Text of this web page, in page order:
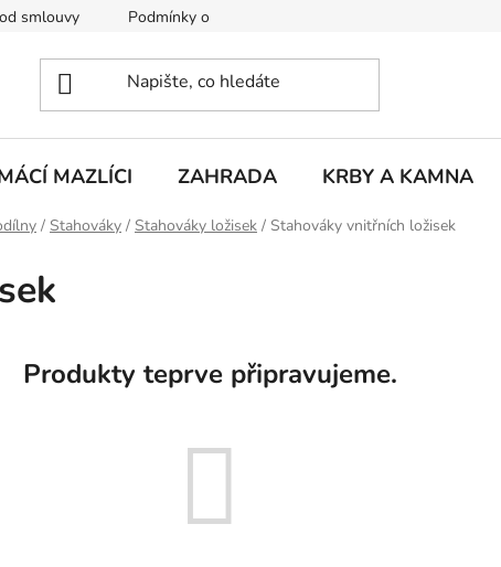
smlouvy Podmínky ochrany osobních údajů
MAZLÍCI ZAHRADA KRBY A KAMNA
/ Stahováky / Stahováky ložisek / Stahováky vnitřních ložisek
Produkty teprve připravujeme.